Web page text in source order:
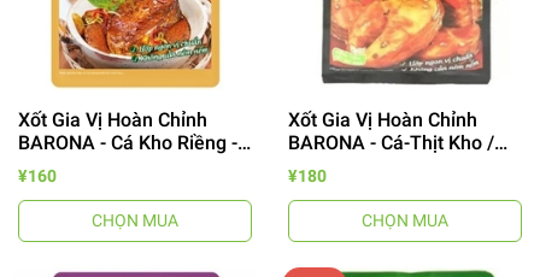
Xốt Gia Vị Hoàn Chỉnh
BARONA - Cá Kho Riềng -
魚ガランガルの味付けソー
ス
¥160
CHỌN MUA
Xốt Gia Vị Hoàn Chỉnh
BARONA - Cá-Thịt Kho /魚/
肉煮込みソース
¥180
CHỌN MUA